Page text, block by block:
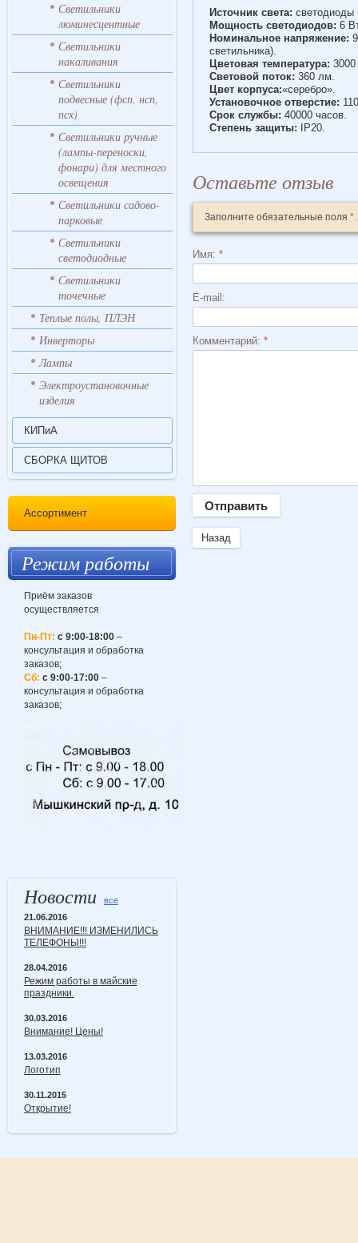
Светильники
люминесцентные
Светильники
накаливания
Светильники
подвесные (фсп, нсп,
псх)
Светильники ручные
(лампы-переноски,
фонари) для местного
освещения
Светильники садово-
парковые
Светильники
светодиодные
Светильники
точечные
Теплые полы, ПЛЭН
Инверторы
Лампы
Электроустановочные
изделия
КИПиА
СБОРКА ЩИТОВ
Ассортимент
Режим работы
Приём заказов
осуществляется
Пн-Пт: с 9:00-18:00–
консультация и обработка
заказов;
Сб: с 9:00-17:00–
консультация и обработка
заказов;
Новости
все
21.06.2016
ВНИМАНИЕ!!! ИЗМЕНИЛИСЬ
ТЕЛЕФОНЫ!!!
28.04.2016
Режим работы в майские
праздники.
30.03.2016
Внимание! Цены!
13.03.2016
Логотип
30.11.2015
Открытие!
Источник света: светодиоды
Мощность светодиодов: 6
Номинальное напряжение:
светильника).
Цветовая температура:
Световой поток: 360 лм.
Цвет корпуса:«серебро».
Установочное отверстие:
Срок службы: 40000 часов.
Степень защиты: IP20.
Оставьте отзыв
Заполните обязательные поля *.
Имя: *
E-mail:
Комментарий: *
Назад